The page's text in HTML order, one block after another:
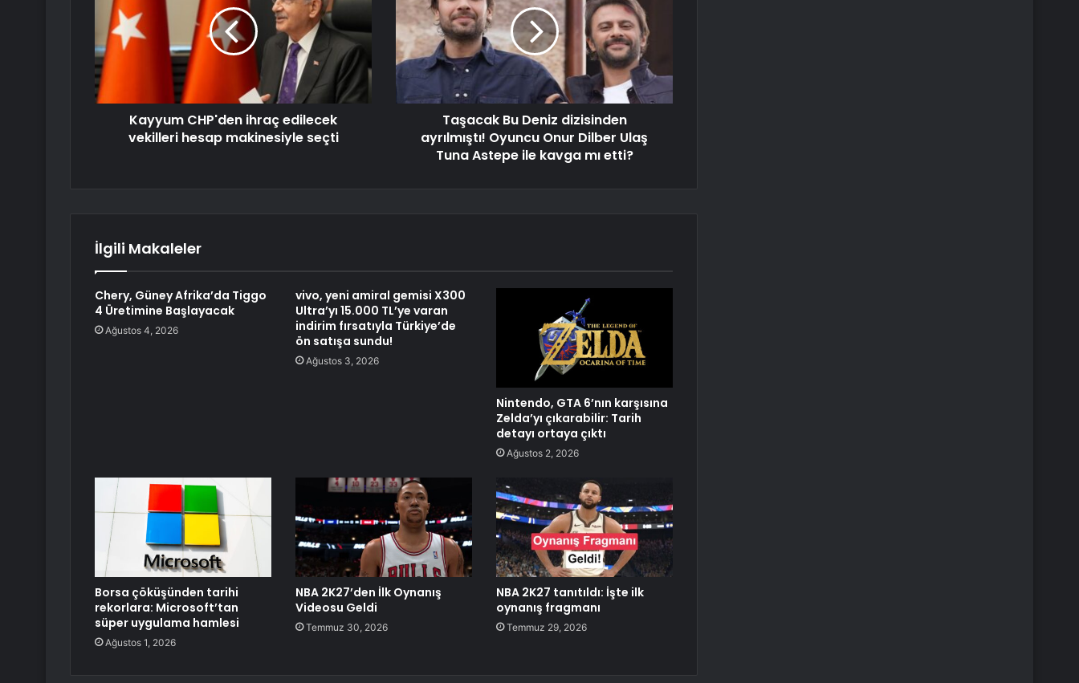
Kayyum CHP'den ihraç edilecek
vekilleri hesap makinesiyle seçti
Taşacak Bu Deniz dizisinden
ayrılmıştı! Oyuncu Onur Dilber Ulaş
Tuna Astepe ile kavga mı etti?
İlgili Makaleler
Chery, Güney Afrika’da Tiggo
4 Üretimine Başlayacak
Ağustos 4, 2026
vivo, yeni amiral gemisi X300
Ultra’yı 15.000 TL’ye varan
indirim fırsatıyla Türkiye’de
ön satışa sundu!
Ağustos 3, 2026
Nintendo, GTA 6’nın karşısına
Zelda’yı çıkarabilir: Tarih
detayı ortaya çıktı
Ağustos 2, 2026
Borsa çöküşünden tarihi
rekorlara: Microsoft’tan
süper uygulama hamlesi
Ağustos 1, 2026
NBA 2K27’den İlk Oynanış
Videosu Geldi
Temmuz 30, 2026
NBA 2K27 tanıtıldı: İşte ilk
oynanış fragmanı
Temmuz 29, 2026